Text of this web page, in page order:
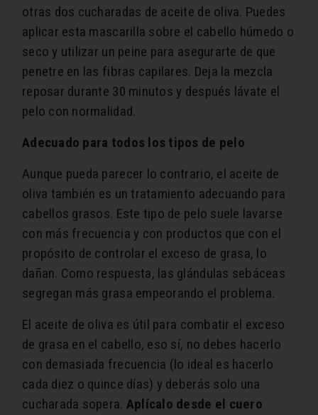
otras dos cucharadas de aceite de oliva. Puedes
aplicar esta mascarilla sobre el cabello húmedo o
seco y utilizar un peine para asegurarte de que
penetre en las fibras capilares. Deja la mezcla
reposar durante 30 minutos y después lávate el
pelo con normalidad.
Adecuado para todos los tipos de pelo
Aunque pueda parecer lo contrario, el aceite de
oliva también es un tratamiento adecuando para
cabellos grasos. Este tipo de pelo suele lavarse
con más frecuencia y con productos que con el
propósito de controlar el exceso de grasa, lo
dañan. Como respuesta, las glándulas sebáceas
segregan más grasa empeorando el problema.
El aceite de oliva es útil para combatir el exceso
de grasa en el cabello, eso sí, no debes hacerlo
con demasiada frecuencia (lo ideal es hacerlo
cada diez o quince días) y deberás solo una
cucharada sopera. Aplícalo desde el cuero